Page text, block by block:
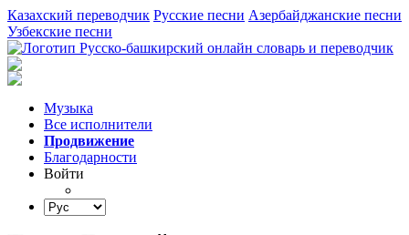
Казахский переводчик Русские песни Азербайджанские песни
Узбекские песни
Музыка
Все исполнители
Продвижение
Благодарности
Войти